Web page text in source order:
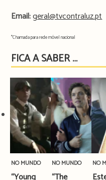
Email:geral@tvcontraluz.pt
*Chamada para rede móvel nacional
FICA A SABER …
NO MUNDO NO MUNDO NO